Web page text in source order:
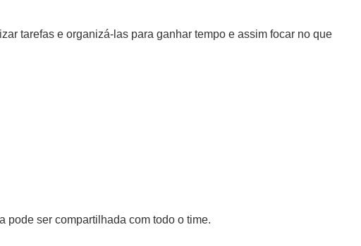
tarefas e organizá-las para ganhar tempo e assim focar no que
pode ser compartilhada com todo o time.